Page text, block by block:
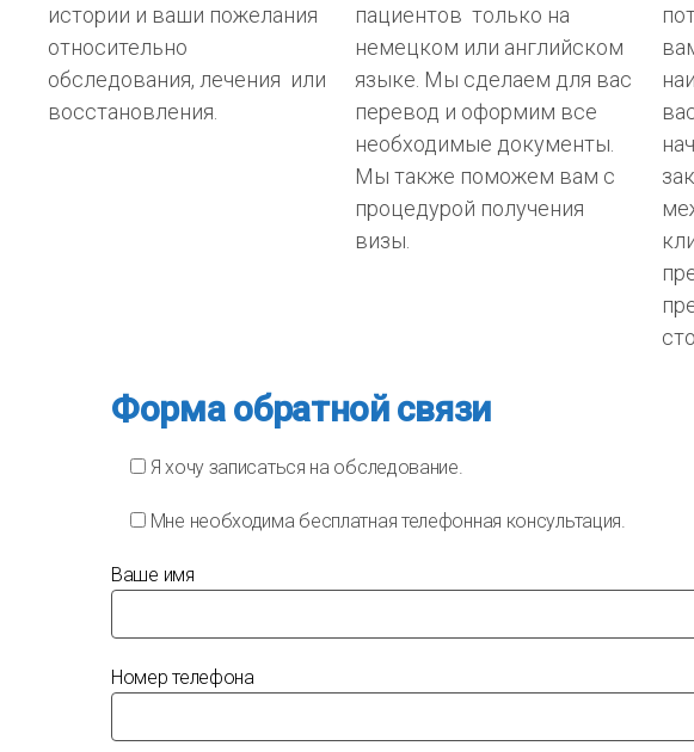
истории и ваши пожелания
относительно
обследования, лечения или
восстановления.
пациентов только на
немецком или английском
языке. Мы сделаем для вас
перевод и оформим все
необходимые документы.
Мы также поможем вам с
процедурой получения
визы.
Форма обратной связи
Я хочу записаться на обследование.
Мне необходима бесплатная телефонная консультация.
Ваше имя
Номер телефона